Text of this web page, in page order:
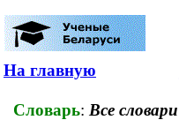
На главную
Словарь: Все словари